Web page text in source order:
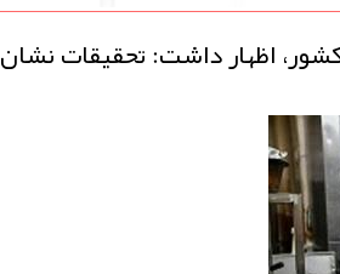
اظهار داشت: تحقیقات نشان